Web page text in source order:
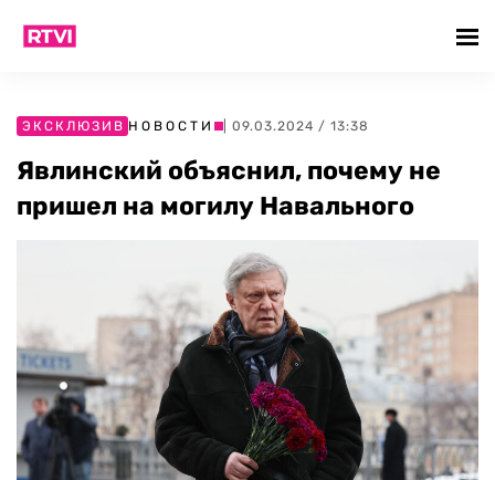
ЭКСКЛЮЗИВ НОВОСТИ | 09.03.2024 / 13:38
Явлинский объяснил, почему не
пришел на могилу Навального